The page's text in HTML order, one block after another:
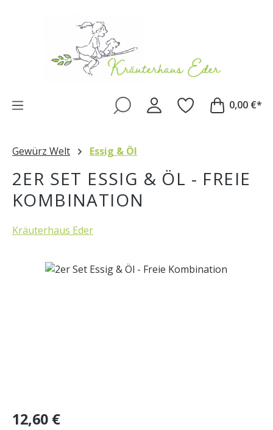
0,00 €*
Gewürz Welt Essig & Öl
2ER SET ESSIG & ÖL - FREIE
KOMBINATION
Kräuterhaus Eder
Bildergalerie überspringen
Regulärer Preis:
12,60 €